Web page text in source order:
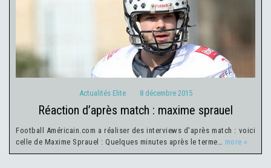
Actualités Elite 8 décembre 2015
Actualités Elite 8 décembre 2015
réaction d’après match : maxime sprauel
Football Américain.com a réaliser des interviews d'après match : voici
celle de Maxime Sprauel : Quelques minutes après le terme… more »